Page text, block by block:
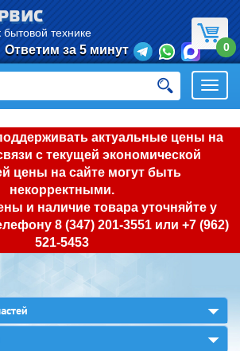
актуальные цены на
с текущей экономической
цены на сайте могут быть
некорректными.
и наличие товара уточняйте у
8 (347) 201-3551или +7 (962)
521-5453
бытовой технике
Ответим за 5 минут 0
▼
▼